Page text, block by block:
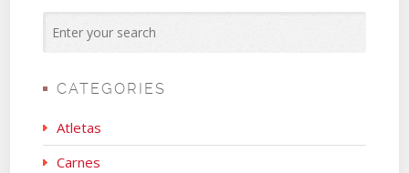
CATEGORIES
Atletas
Carnes